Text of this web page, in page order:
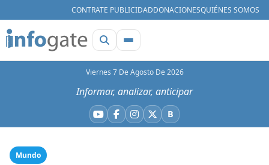
CONTRATE PUBLICIDADDONACIONESQUIÉNES SOMOS
Viernes 7 De Agosto De 2026
Informar, analizar, anticipar
YouTube
Facebook
Instagram
X BBluesky
Mundo